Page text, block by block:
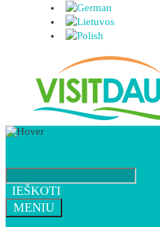
IEŠKOTI
MENIU